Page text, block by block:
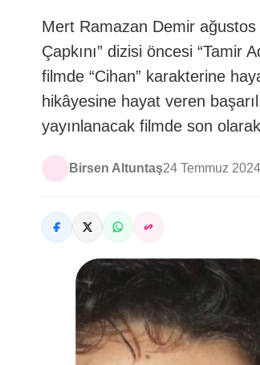
Mert Ramazan Demir ağustos
Çapkını” dizisi öncesi “Tamir
filmde “Cihan” karakterine
hikâyesine hayat veren
yayınlanacak filmde son
Birsen Altuntaş24 Temmuz